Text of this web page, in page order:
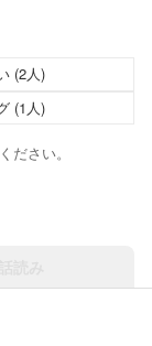
(2人)
(1人)
さい。